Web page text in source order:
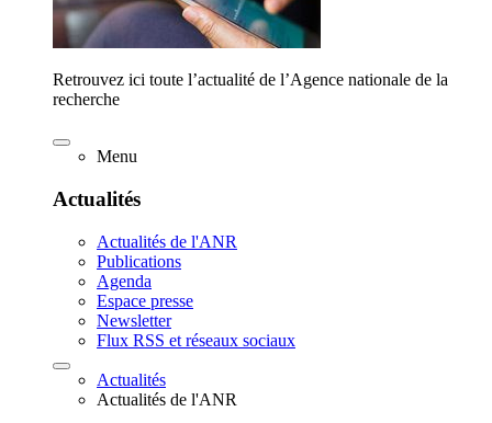
Retrouvez ici toute l’actualité de l’Agence nationale de la
recherche
Menu
Actualités
Actualités de l'ANR
Publications
Agenda
Espace presse
Newsletter
Flux RSS et réseaux sociaux
Actualités
Actualités de l'ANR